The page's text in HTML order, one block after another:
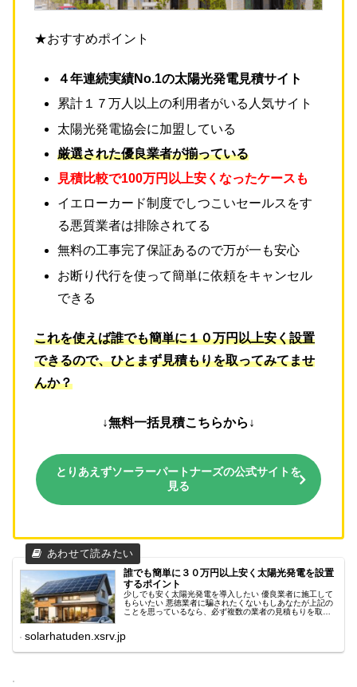
★おすすめポイント
４年連続実績No.1の太陽光発電見積サイト
累計１７万人以上の利用者がいる人気サイト
太陽光発電協会に加盟している
厳選された優良業者が揃っている
見積比較で100万円以上安くなったケースも
イエローカード制度でしつこいセールスをす
る悪質業者は排除されてる
無料の工事完了保証あるので万が一も安心
お断り代行を使って簡単に依頼をキャンセル
できる
これを使えば誰でも簡単に１０万円以上安く設置
できるので、ひとまず見積もりを取ってみてませ
んか？
↓無料一括見積こちらから↓
とりあえずソーラーパートナーズの公式サイトを
見る
誰でも簡単に３０万円以上安く太陽光発電を設置
するポイント
少しでも安く太陽光発電を導入したい 優良業者に施工して
もらいたい 悪徳業者に騙されたくないもしあなたが上記の
ことを思っているなら、必ず複数の業者の見積もりを取っ
solarhatuden.xsrv.jp